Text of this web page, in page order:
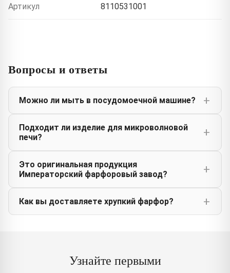
Артикул 8110531001
Вопросы и ответы
Можно ли мыть в посудомоечной машине?
Подходит ли изделие для микроволновой
печи?
Это оригинальная продукция
Императорский фарфоровый завод?
Как вы доставляете хрупкий фарфор?
Узнайте первыми